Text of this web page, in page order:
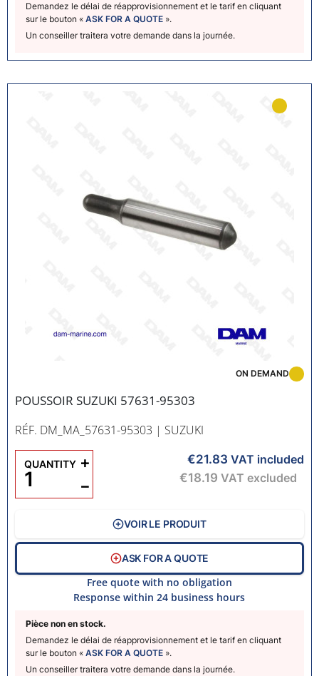
Demandez le délai de réapprovisionnement et le tarif en cliquant
sur le bouton « ASK FOR A QUOTE ».
Un conseiller traitera votre demande dans la journée.
POUSSOIR SUZUKI 57631-95303
RÉF. DM_MA_57631-95303 | SUZUKI
Pièce non en stock.
Demandez le délai de réapprovisionnement et le tarif en cliquant
sur le bouton « ASK FOR A QUOTE ».
Un conseiller traitera votre demande dans la journée.
ON DEMAND
€21.83 VAT included
€18.19 VAT excluded
QUANTITY
−
+
VOIR LE PRODUIT
ASK FOR A QUOTE
Free quote with no obligation
Response within 24 business hours